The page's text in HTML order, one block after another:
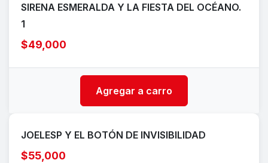
SIRENA ESMERALDA Y LA FIESTA DEL OCÉANO.
1
$49,000
Agregar a carro
JOELESP Y EL BOTÓN DE INVISIBILIDAD
$55,000